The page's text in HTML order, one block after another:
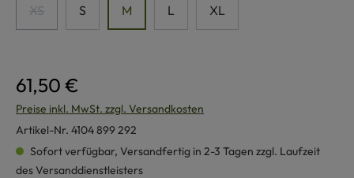
XS
(Diese Option ist zurzeit nicht verfügbar.)
S M L XL
61,50 €
Preise inkl. MwSt. zzgl. Versandkosten
Artikel-Nr. 4104 899 292
Sofort verfügbar, Versandfertig in 2-3 Tagen zzgl. Laufzeit
des Versanddienstleisters